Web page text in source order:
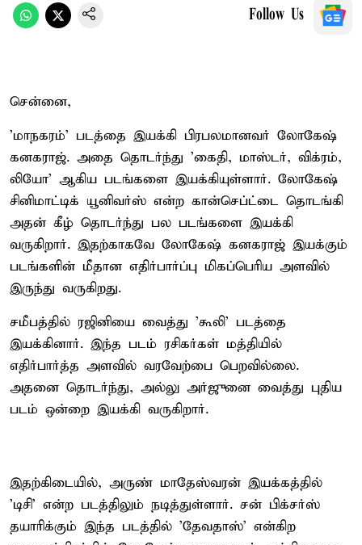
Follow Us
சென்னை,
'மாநகரம்' படத்தை இயக்கி பிரபலமானவர் லோகேஷ்
கனகராஜ். அதை தொடர்ந்து 'கைதி, மாஸ்டர், விக்ரம்,
லியோ' ஆகிய படங்களை இயக்கியுள்ளார். லோகேஷ்
சினிமாட்டிக் யூனிவர்ஸ் என்ற கான்செப்ட்டை தொடங்கி
அதன் கீழ் தொடர்ந்து பல படங்களை இயக்கி
வருகிறார். இதற்காகவே லோகேஷ் கனகராஜ் இயக்கும்
படங்களின் மீதான எதிர்பார்ப்பு மிகப்பெரிய அளவில்
இருந்து வருகிறது.
சமீபத்தில் ரஜினியை வைத்து 'கூலி' படத்தை
இயக்கினார். இந்த படம் ரசிகர்கள் மத்தியில்
எதிர்பார்த்த அளவில் வரவேற்பை பெறவில்லை.
அதனை தொடர்ந்து, அல்லு அர்ஜுனை வைத்து புதிய
படம் ஒன்றை இயக்கி வருகிறார்.
இதற்கிடையில், அருண் மாதேஸ்வரன் இயக்கத்தில்
'டிசி' என்ற படத்திலும் நடித்துள்ளார். சன் பிக்சர்ஸ்
தயாரிக்கும் இந்த படத்தில் 'தேவதாஸ்' என்கிற